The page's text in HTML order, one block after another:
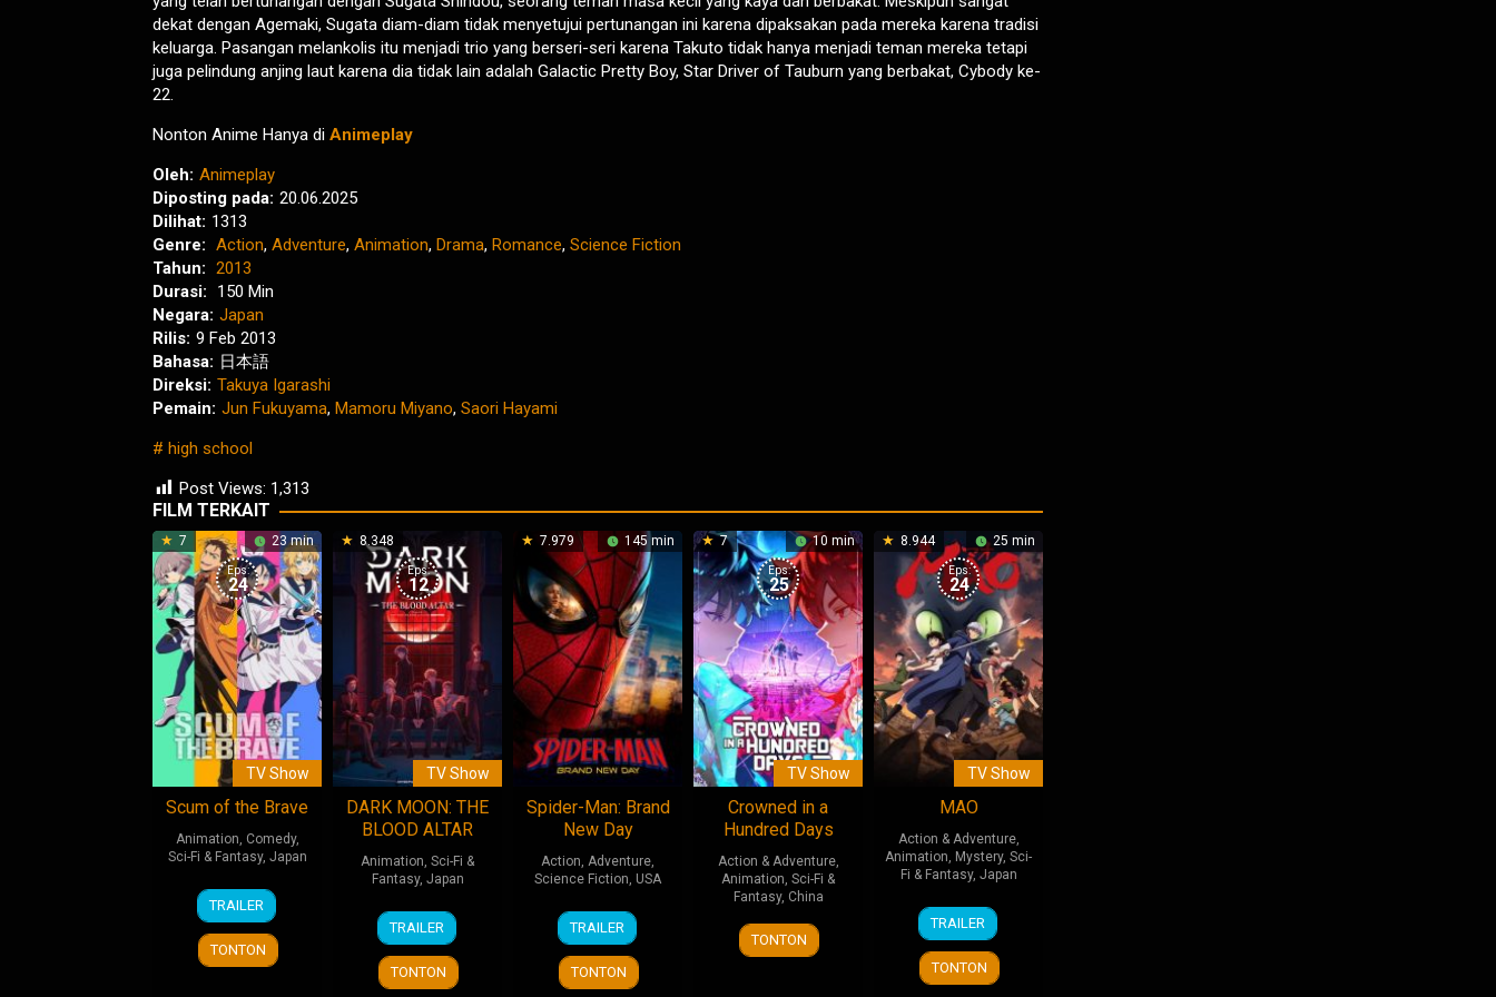
dekat dengan Agemaki, Sugata diam-diam tidak menyetujui pertunangan ini karena dipaksakan pada mereka karena tradisi
keluarga. Pasangan melankolis itu menjadi trio yang berseri-seri karena Takuto tidak hanya menjadi teman mereka tetapi
juga pelindung anjing laut karena dia tidak lain adalah Galactic Pretty Boy, Star Driver of Tauburn yang berbakat, Cybody ke-
22.
Nonton Anime Hanya di Animeplay
Oleh: Animeplay
Diposting pada: 20.06.2025
Dilihat: 1313
Genre: Action, Adventure, Animation, Drama, Romance, Science Fiction
Tahun: 2013
Durasi:
150 Min
Negara: Japan
Rilis: 9 Feb 2013
Bahasa: 日本語
Direksi: Takuya Igarashi
Pemain: Jun Fukuyama, Mamoru Miyano, Saori Hayami
high school
Post Views: 1,313
FILM TERKAIT
7 23 min
Eps:
24
TV Show
Scum of the Brave
Animation, Comedy,
Sci-Fi & Fantasy, Japan
11
Jan
2026
TRAILER
TONTON
8.348
Eps:
12
TV Show
DARK MOON: THE
BLOOD ALTAR
Animation, Sci-Fi &
Fantasy, Japan
10
Jan
2026
HYBE
TRAILER
TONTON
7.979 145 min
Spider-Man: Brand
New Day
Action, Adventure,
Science Fiction, USA
28
Jul
2026
Destin
Daniel
Cretton
TRAILER
TONTON
7 10 min
Eps:
25
TV Show
Crowned in a
Hundred Days
Action & Adventure,
Animation, Sci-Fi &
Fantasy, China
3
Jul
TONTON
8.944 25 min
Eps:
24
TV Show
MAO
Action & Adventure,
Animation, Mystery, Sci-
Fi & Fantasy, Japan
4
Apr
2026
TRAILER
TONTON